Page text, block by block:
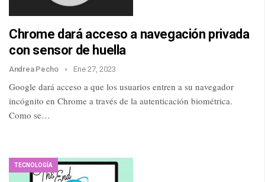
Chrome dará acceso a navegación privada
con sensor de huella
Andrea Pecho Ene 27, 2023
Google dará acceso a que los usuarios entren a su navegador
incógnito en Chrome a través de la autenticación biométrica.
Como se…
TECNOLOGÍA